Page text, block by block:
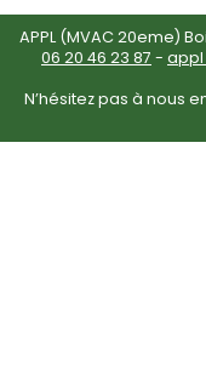
APPL (MVAC 20eme)
06 20 46 23 87 -
N’hésitez pas à nous